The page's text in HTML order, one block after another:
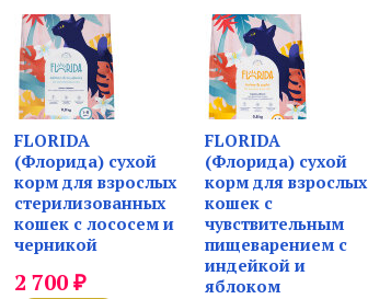
FLORIDA
(Флорида) сухой
корм для взрослых
стерилизованных
кошек с лососем и
черникой
2 700₽
FLORIDA
(Флорида) сухой
корм для взрослых
кошек с
чувствительным
пищеварением с
индейкой и
яблоком